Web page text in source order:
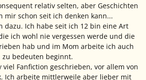
relativ selten, aber Geschichten
mir schon seit ich denken kann...
dazu. Ich habe seit ich 12 bin eine Art
ich wohl nie vergessen werde und die
hab und im Mom arbeite ich auch
zu bedeuten beginnt.
Fanfiction geschrieben, vor allem von
Ich arbeite mittlerweile aber lieber mit